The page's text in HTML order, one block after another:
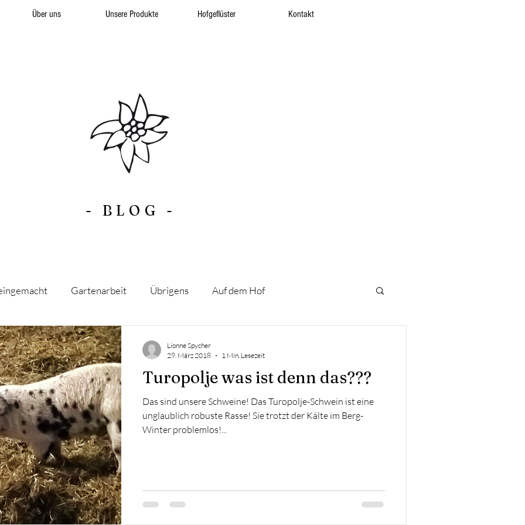
Über uns Unsere Produkte Hofgeflüster Kontakt
- BLOG -
Gartenarbeit Übrigens Auf dem Hof
Tieren Hoffamilie
Turopolje was ist denn das???
Das sind unsere Schweine! Das Turopolje-Schwein ist eine
unglaublich robuste Rasse! Sie trotzt der Kälte im Berg-
Winter problemlos!...
Lionne Spycher
29. März 2018
1 Min. Lesezeit